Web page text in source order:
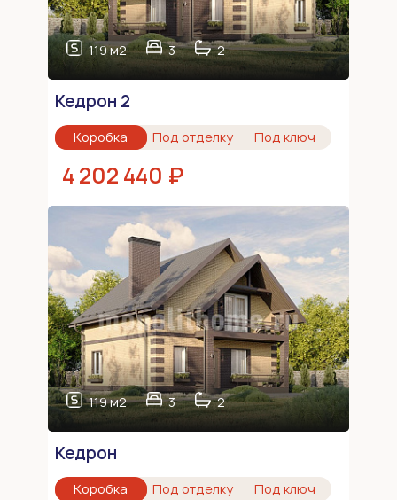
119 м2 3 2
Кедрон 2
Коробка Под отделку Под ключ
4 202 440 ₽
119 м2 3 2
Кедрон
Коробка Под отделку Под ключ